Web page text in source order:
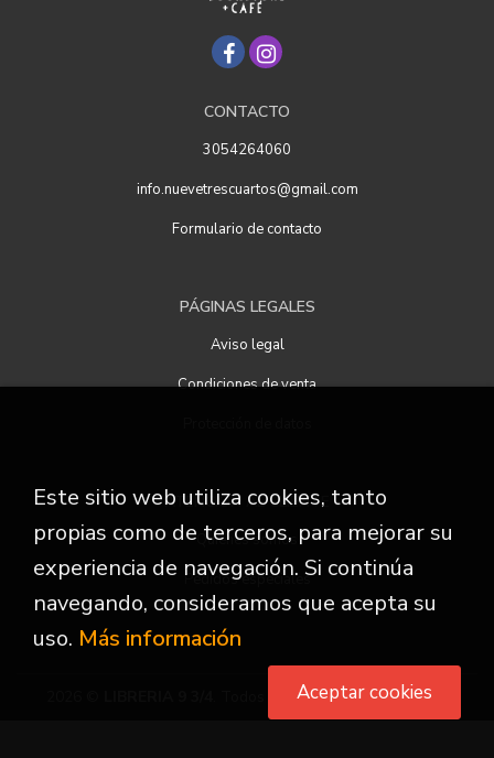
CONTACTO
3054264060
info.nuevetrescuartos@gmail.com
Formulario de contacto
PÁGINAS LEGALES
Aviso legal
Condiciones de venta
ATENCIÓN AL CLIENTE
Quiénes somos
Pedidos especiales
. Todos los Derechos Reservados
Este sitio web utiliza cookies, tanto
propias como de terceros, para mejorar su
experiencia de navegación. Si continúa
navegando, consideramos que acepta su
uso. Más información
Aceptar cookies